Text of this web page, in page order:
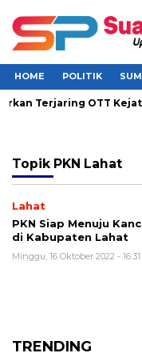
HOME POLITIK
Terjaring OTT Kejati
Topik PKN Lahat
Lahat
PKN Siap Menuju
di Kabupaten Lahat
Minggu, 16 Oktober 2022 -
TRENDING